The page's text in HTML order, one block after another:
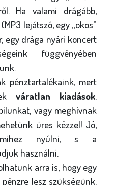
Ha valami drágább,
lejátszó, egy „okos”
egy drága nyári koncert
függvényében
pénztartalékaink, mert
váratlan kiadások.
vagy meghívnak
üres kézzel! Jó,
nyúlni, s a
használni.
arra is, hogy egy
lesz szükségünk.